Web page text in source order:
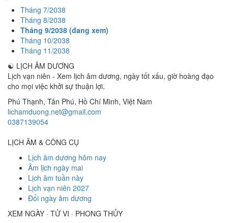
Tháng 7/2038
Tháng 8/2038
Tháng 9/2038 (đang xem)
Tháng 10/2038
Tháng 11/2038
☯ LỊCH ÂM DƯƠNG
Lịch vạn niên - Xem lịch âm dương, ngày tốt xấu, giờ hoàng đạo
cho mọi việc khởi sự thuận lợi.
Phú Thạnh, Tân Phú, Hồ Chí Minh, Việt Nam
lichamduong.net@gmail.com
0387139054
LỊCH ÂM & CÔNG CỤ
Lịch âm dương hôm nay
Âm lịch ngày mai
Lịch âm tuần này
Lịch vạn niên 2027
Đổi ngày âm dương
XEM NGÀY · TỬ VI · PHONG THỦY